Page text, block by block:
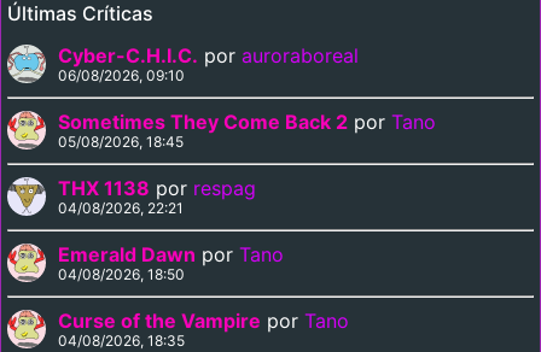
Últimas Críticas
Cyber-C.H.I.C. por auroraboreal
06/08/2026, 09:10
Sometimes They Come Back 2 por Tano
05/08/2026, 18:45
THX 1138 por respag
04/08/2026, 22:21
Emerald Dawn por Tano
04/08/2026, 18:50
Curse of the Vampire por Tano
04/08/2026, 18:35